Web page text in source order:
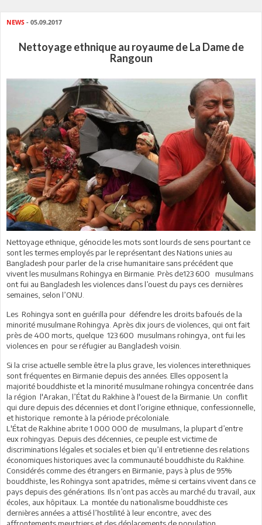
NEWS - 05.09.2017
Nettoyage ethnique au royaume de La Dame de
Rangoun
Nettoyage ethnique, génocide les mots sont lourds de sens pourtant ce
sont les termes employés par le représentant des Nations unies au
Bangladesh pour parler de la crise humanitaire sans précédent que
vivent les musulmans Rohingya en Birmanie. Près de123 600 musulmans
ont fui au Bangladesh les violences dans l’ouest du pays ces dernières
semaines, selon l’ONU.
Les Rohingya sont en guérilla pour défendre les droits bafoués de la
minorité musulmane Rohingya. Après dix jours de violences, qui ont fait
près de 400 morts, quelque 123 600 musulmans rohingya, ont fui les
violences en pour se réfugier au Bangladesh voisin.
Si la crise actuelle semble être la plus grave, les violences interethniques
sont fréquentes en Birmanie depuis des années. Elles opposent la
majorité bouddhiste et la minorité musulmane rohingya concentrée dans
la région l'Arakan, l’État du Rakhine à l'ouest de la Birmanie. Un conflit
qui dure depuis des décennies et dont l’origine ethnique, confessionnelle,
et historique remonte à la période précoloniale.
L'État de Rakhine abrite 1 000 000 de musulmans, la plupart d’entre
eux rohingyas. Depuis des décennies, ce peuple est victime de
discriminations légales et sociales et bien qu’il entretienne des relations
économiques historiques avec la communauté bouddhiste du Rakhine.
Considérés comme des étrangers en Birmanie, pays à plus de 95%
bouddhiste, les Rohingya sont apatrides, même si certains vivent dans ce
pays depuis des générations. Ils n’ont pas accès au marché du travail, aux
écoles, aux hôpitaux. La montée du nationalisme bouddhiste ces
dernières années a attisé l’hostilité à leur encontre, avec des